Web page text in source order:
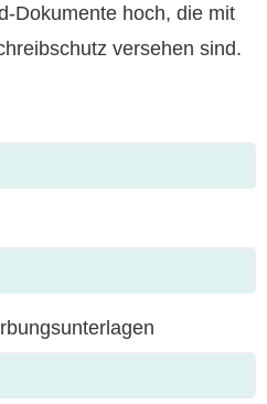
Dokumente hoch, die mit
versehen sind.